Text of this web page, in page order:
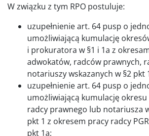
W związku z tym RPO postuluje:
uzupełnienie art. 64 pusp o
umożliwiającą kumulację
i prokuratora w §1 i 1a z
adwokatów, radców prawnych,
notariuszy wskazanych w §2 pkt
uzupełnienie art. 64 pusp o
umożliwiającą kumulację
radcy prawnego lub notariusza
pkt 1 z okresem pracy radcy
pkt 1a;